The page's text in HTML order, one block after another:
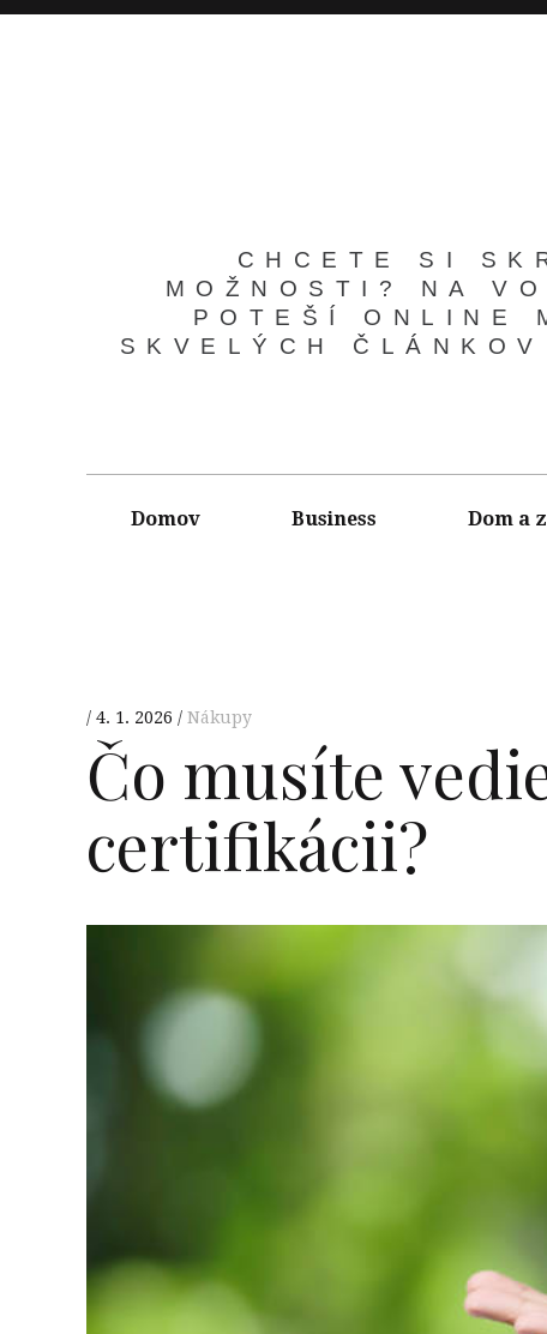
CHCETE SI
MOŽNOSTI? NA
POTEŠÍ ONLINE
SKVELÝCH
Domov Business Dom a
4. 1. 2026 Nákupy
Čo musíte
certifikácii?